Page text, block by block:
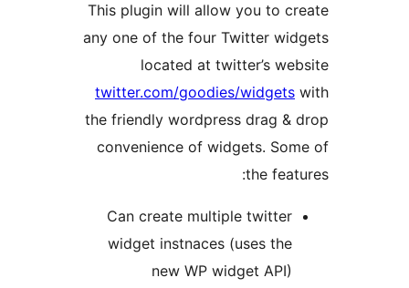
This plugin will allow
any one of the four
located at
twitter.com/goodies/
the friendly wordpress
convenience of
Can create multiple
widget instnaces